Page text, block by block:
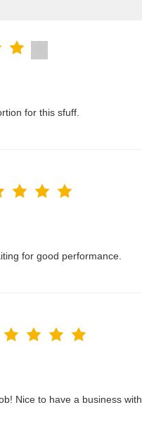
for this sfuff.
for good performance.
Nice to have a business with